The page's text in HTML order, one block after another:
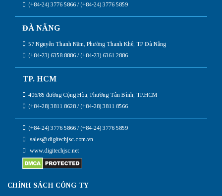
(+84-24) 3776 5866 / (+84-24) 3776 5859
ĐÀ NẴNG
57 Nguyễn Thanh Năm, Phường Thanh Khê, TP Đà Nẵng
(+84-23) 6358 8886 / (+84-23) 6361 2886
TP. HCM
406/85 đường Cộng Hòa, Phường Tân Bình, TP.HCM
(+84-28) 3811 8628 / (+84-28) 3811 8566
(+84-24) 3776 5866 / (+84-24) 3776 5859
sales@digitechjsc.com.vn
www.digitechjsc.net
CHÍNH SÁCH CÔNG TY